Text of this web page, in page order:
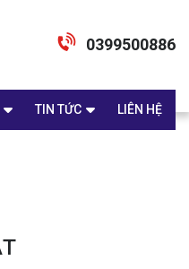
0399500886
TIN TỨC LIÊN HỆ